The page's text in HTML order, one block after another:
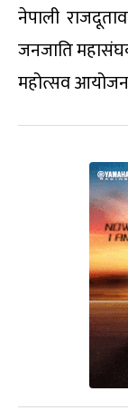
नेपाली
जनजाति
महोत्सव